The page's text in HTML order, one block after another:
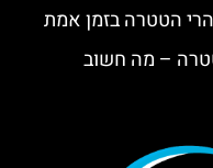
הטטרה בזמן אמת
– מה חשוב